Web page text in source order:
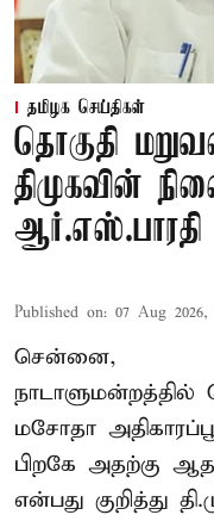
தமிழக செய்திகள்
தொகுதி
திமுகவின்
ஆர்.எஸ்.பாரதி
Published on: 07 Aug 2026,
சென்னை,
மசோதா
பிறகே அதற்கு
என்பது குறித்து